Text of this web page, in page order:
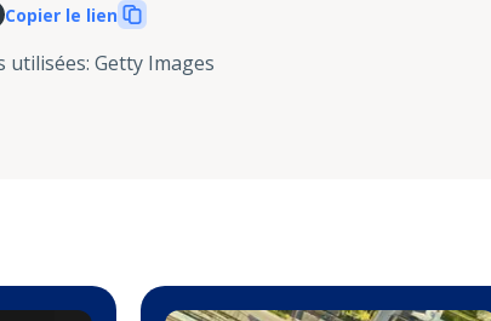
Copier le lien
utilisées: Getty Images